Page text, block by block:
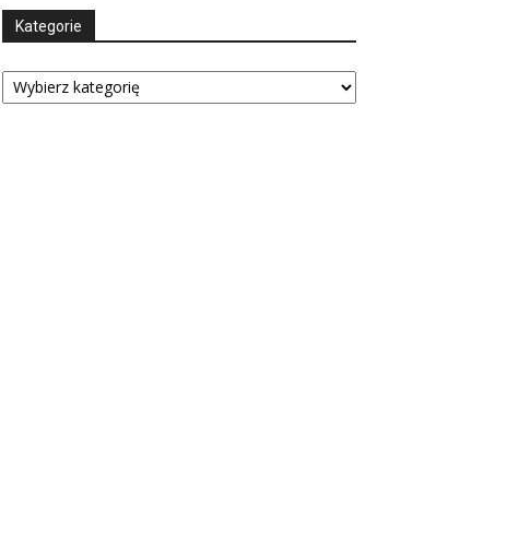
Kategorie
Kategorie